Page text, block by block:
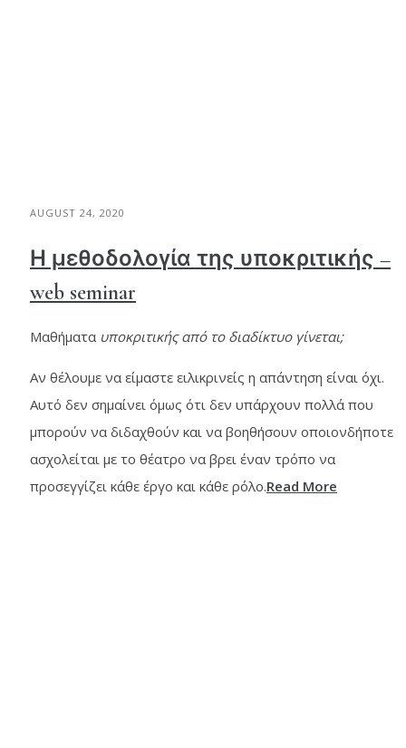
AUGUST 24, 2020
Η μεθοδολογία της υποκριτικής –
web seminar
Μαθήματα υποκριτικής από το διαδίκτυο γίνεται;
Αν θέλουμε να είμαστε ειλικρινείς η απάντηση είναι όχι.
Αυτό δεν σημαίνει όμως ότι δεν υπάρχουν πολλά που
μπορούν να διδαχθούν και να βοηθήσουν οποιονδήποτε
ασχολείται με το θέατρο να βρει έναν τρόπο να
προσεγγίζει κάθε έργο και κάθε ρόλο.Read More